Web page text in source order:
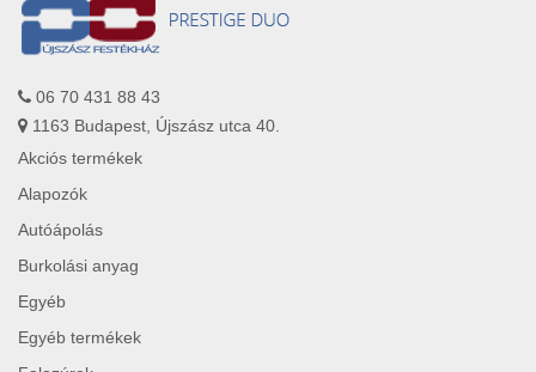
06 70 431 88 43
1163 Budapest, Újszász utca 40.
Akciós termékek
Alapozók
Autóápolás
Burkolási anyag
Egyéb
Egyéb termékek